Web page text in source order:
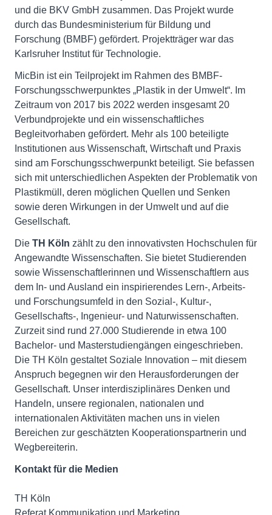
und die BKV GmbH zusammen. Das Projekt wurde
durch das Bundesministerium für Bildung und
Forschung (BMBF) gefördert. Projektträger war das
Karlsruher Institut für Technologie.
MicBin ist ein Teilprojekt im Rahmen des BMBF-
Forschungsschwerpunktes „Plastik in der Umwelt“. Im
Zeitraum von 2017 bis 2022 werden insgesamt 20
Verbundprojekte und ein wissenschaftliches
Begleitvorhaben gefördert. Mehr als 100 beteiligte
Institutionen aus Wissenschaft, Wirtschaft und Praxis
sind am Forschungsschwerpunkt beteiligt. Sie befassen
sich mit unterschiedlichen Aspekten der Problematik von
Plastikmüll, deren möglichen Quellen und Senken
sowie deren Wirkungen in der Umwelt und auf die
Gesellschaft.
Die TH Köln zählt zu den innovativsten Hochschulen für
Angewandte Wissenschaften. Sie bietet Studierenden
sowie Wissenschaftlerinnen und Wissenschaftlern aus
dem In- und Ausland ein inspirierendes Lern-, Arbeits-
und Forschungsumfeld in den Sozial-, Kultur-,
Gesellschafts-, Ingenieur- und Naturwissenschaften.
Zurzeit sind rund 27.000 Studierende in etwa 100
Bachelor- und Masterstudiengängen eingeschrieben.
Die TH Köln gestaltet Soziale Innovation – mit diesem
Anspruch begegnen wir den Herausforderungen der
Gesellschaft. Unser interdisziplinäres Denken und
Handeln, unsere regionalen, nationalen und
internationalen Aktivitäten machen uns in vielen
Bereichen zur geschätzten Kooperationspartnerin und
Wegbereiterin.
Kontakt für die Medien
TH Köln
Referat Kommunikation und Marketing